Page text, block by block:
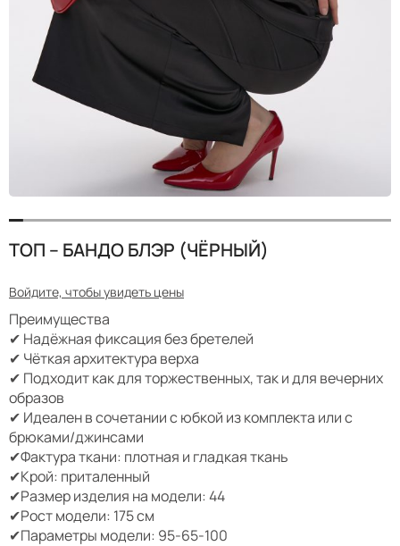
ТОП – БАНДО БЛЭР (ЧЁРНЫЙ)
Войдите, чтобы увидеть цены
Преимущества
✔ Надёжная фиксация без бретелей
✔ Чёткая архитектура верха
✔ Подходит как для торжественных, так и для вечерних
образов
✔ Идеален в сочетании с юбкой из комплекта или с
брюками/джинсами
✔Фактура ткани: плотная и гладкая ткань
✔Крой: приталенный
✔Размер изделия на модели: 44
✔Рост модели: 175 см
✔Параметры модели: 95-65-100